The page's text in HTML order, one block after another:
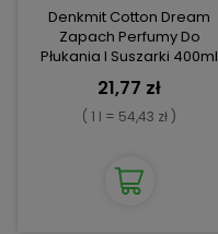
Denkmit Cotton Dream
Zapach Perfumy Do
Płukania I Suszarki 400ml
21,77 zł
( 1 l = 54,43 zł )